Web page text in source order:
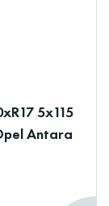
5x115
Antara